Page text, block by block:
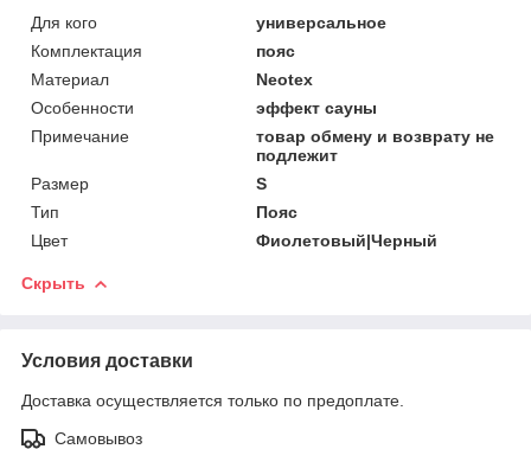
Для кого
универсальное
Комплектация
пояс
Материал
Neotex
Особенности
эффект сауны
Примечание
товар обмену и возврату не
подлежит
Размер
S
Тип
Пояс
Цвет
Фиолетовый|Черный
Скрыть
Условия доставки
Доставка осуществляется только по предоплате.
Самовывоз